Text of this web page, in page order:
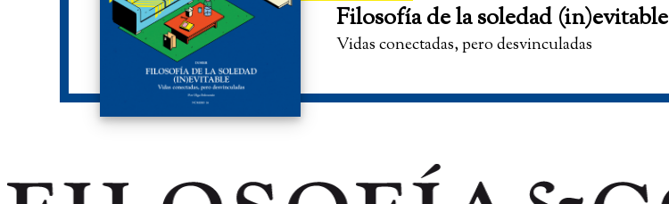
Filosofía de la soledad (in)evitable
Vidas conectadas, pero desvinculadas